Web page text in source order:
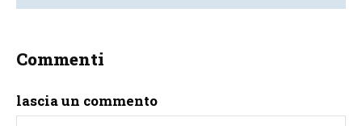
Commenti
lascia un commento